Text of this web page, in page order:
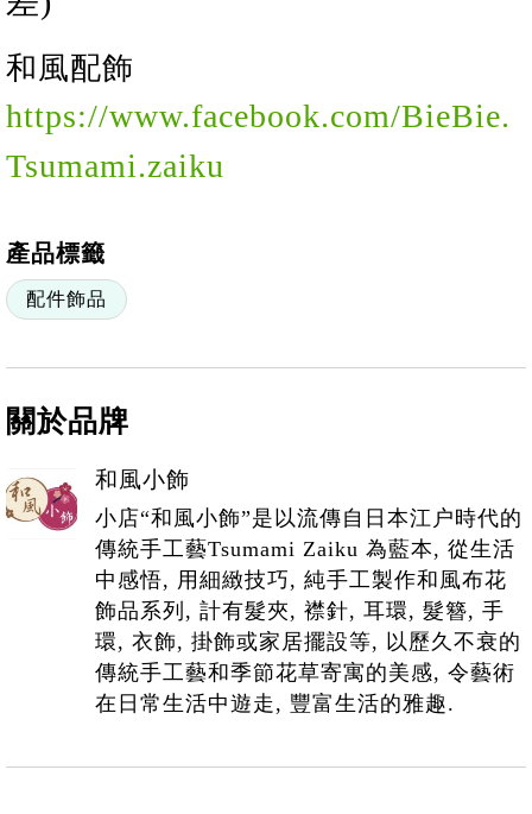
和風配飾
https://www.facebook.com/BieBie.
Tsumami.zaiku
產品標籤
配件飾品
關於品牌
和風小飾
小店“和風小飾”是以流傳自日本江户時代的
傳統手工藝Tsumami Zaiku 為藍本, 從生活
中感悟, 用細緻技巧, 純手工製作和風布花
飾品系列, 計有髮夾, 襟針, 耳環, 髮簪, 手
環, 衣飾, 掛飾或家居擺設等, 以歷久不衰的
傳統手工藝和季節花草寄寓的美感, 令藝術
在日常生活中遊走, 豐富生活的雅趣.